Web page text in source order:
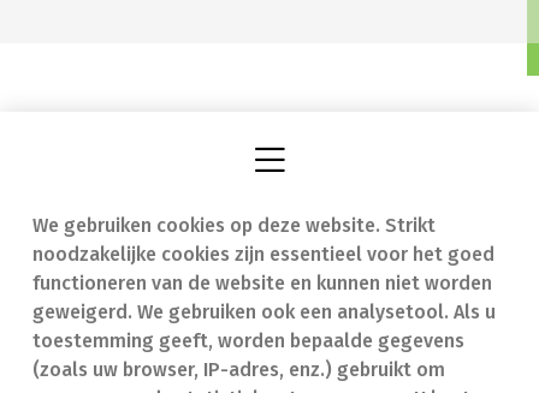
We gebruiken cookies op deze website. Strikt
noodzakelijke cookies zijn essentieel voor het goed
functioneren van de website en kunnen niet worden
geweigerd. We gebruiken ook een analysetool. Als u
toestemming geeft, worden bepaalde gegevens
(zoals uw browser, IP-adres, enz.) gebruikt om
Vind een apotheek
Onze expertise
Ziekten
Geneesmiddelen
In geval van nood
Contact
Veelgestelde vragen
(FAQ)